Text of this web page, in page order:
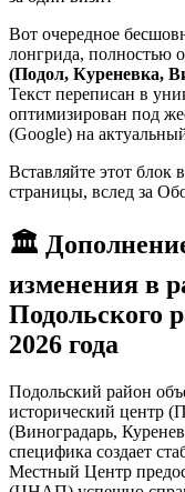
Вот очередное
лонгрида, полностью
(Подол, Куреневка,
Текст переписан в
оптимизирован под
(Google) на
Вставляйте этот
страницы, вслед за
🏛️
изменения в
Подольского
2026 года
Подольский район
исторический центр
(Виноградарь,
специфика создает
Местный Центр